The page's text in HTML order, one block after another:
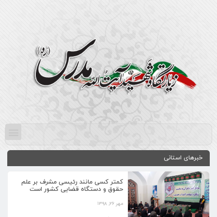
خبرهای استانی
کمتر کسی مانند رئیسی مشرف بر علم
حقوق و دستگاه قضایی کشور است
مهر ۲۶, ۱۳۹۸